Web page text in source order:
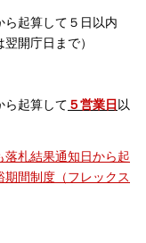
起算して５日以内
開庁日まで）
ら起算して ５営業日 以
札結果通知日から起
間制度（フレックス